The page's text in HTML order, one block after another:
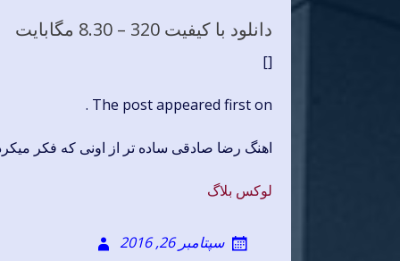
دانلود با کیفیت 320 – 8.30 مگابایت
[]
The post appeared first on .
اهنگ رضا صادقی ساده تر از اونی که فکر
لوکس بلاگ
سپتامبر 26, 2016